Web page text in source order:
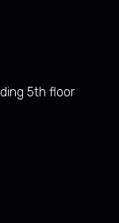
5th floor